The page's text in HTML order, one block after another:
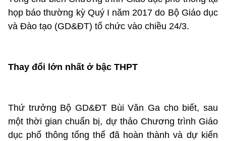
họp báo thường kỳ Quý I năm 2017 do Bộ Giáo dục
và Đào tạo (GD&ĐT) tổ chức vào chiều 24/3.
Thay đổi lớn nhất ở bậc THPT
Thứ trưởng Bộ GD&ĐT Bùi Văn Ga cho biết, sau
một thời gian chuẩn bị, dự thảo Chương trình Giáo
dục phổ thông tổng thể đã hoàn thành và dự kiến